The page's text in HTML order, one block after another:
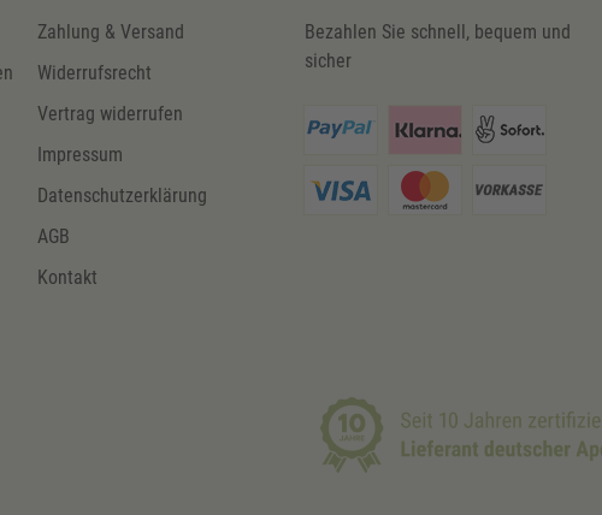
Bezahlen Sie schnell, bequem und
sicher
Zahlung & Versand
Widerrufsrecht
Vertrag widerrufen
Impressum
Daten­schutz­erklärung
AGB
Kontakt